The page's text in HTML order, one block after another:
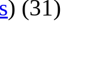
) (31)